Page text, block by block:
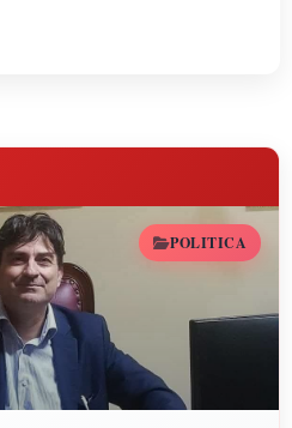
POLITICA